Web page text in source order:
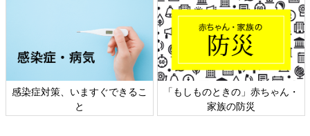
感染症対策、いますぐできるこ
と
「もしものときの」赤ちゃん・
家族の防災